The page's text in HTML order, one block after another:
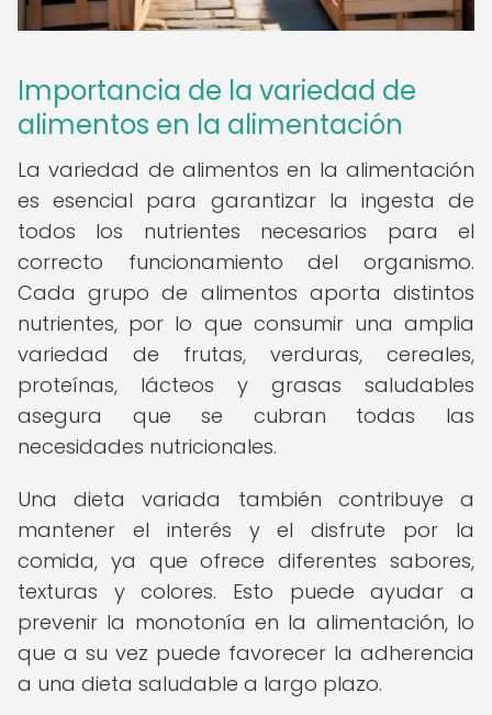
Importancia de la variedad de
alimentos en la alimentación
La variedad de alimentos en la alimentación
es esencial para garantizar la ingesta de
todos los nutrientes necesarios para el
correcto funcionamiento del organismo.
Cada grupo de alimentos aporta distintos
nutrientes, por lo que consumir una amplia
variedad de frutas, verduras, cereales,
proteínas, lácteos y grasas saludables
asegura que se cubran todas las
necesidades nutricionales.
Una dieta variada también contribuye a
mantener el interés y el disfrute por la
comida, ya que ofrece diferentes sabores,
texturas y colores. Esto puede ayudar a
prevenir la monotonía en la alimentación, lo
que a su vez puede favorecer la adherencia
a una dieta saludable a largo plazo.